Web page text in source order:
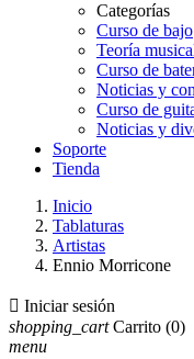
Categorías
Curso de bajo
Teoría
Curso de
Noticias y
Curso de
Noticias y
Soporte
Tienda
Inicio
Tablaturas
Artistas
Ennio Morricone
 Iniciar sesión
shopping_cart Carrito (0)
menu